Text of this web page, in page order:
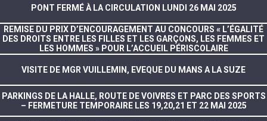
PONT FERMÉ À LA CIRCULATION LUNDI 26 MAI 2025
REMISE DU PRIX D’ENCOURAGEMENT AU CONCOURS « L’ÉGALITÉ
DES DROITS ENTRE LES FILLES ET LES GARÇONS, LES FEMMES ET
LES HOMMES » POUR L’ACCUEIL PÉRISCOLAIRE
VISITE DE MGR VUILLEMIN, EVEQUE DU MANS A LA SUZE
PARKINGS DE LA HALLE, ROUTE DE VOIVRES ET PARC DES SPORTS
– FERMETURE TEMPORAIRE LES 19,20,21 ET 22 MAI 2025